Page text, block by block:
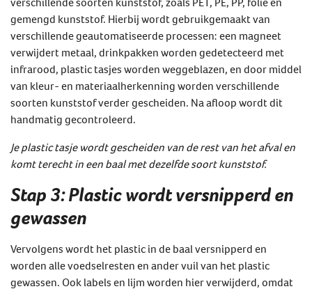
gemengd kunststof. Hierbij wordt gebruikgemaakt van
verschillende geautomatiseerde processen: een magneet
verwijdert metaal, drinkpakken worden gedetecteerd met
infrarood, plastic tasjes worden weggeblazen, en door middel
van kleur- en materiaalherkenning worden verschillende
soorten kunststof verder gescheiden. Na afloop wordt dit
handmatig gecontroleerd.
Je plastic tasje wordt gescheiden van de rest van het afval en
komt terecht in een baal met dezelfde soort kunststof.
Stap 3: Plastic wordt versnipperd en
gewassen
Vervolgens wordt het plastic in de baal versnipperd en
worden alle voedselresten en ander vuil van het plastic
gewassen. Ook labels en lijm worden hier verwijderd, omdat